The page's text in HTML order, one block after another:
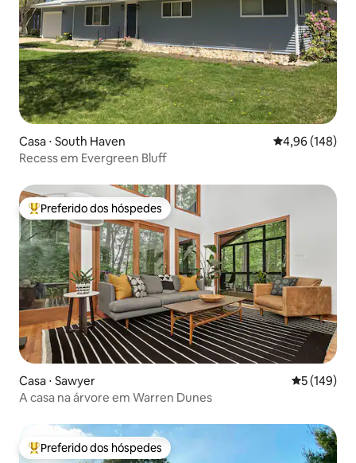
Casa ⋅ South Haven 4,96 de uma
4,96 (148)
Recess em Evergreen Bluff
Entre os melhores preferidos dos hóspedes
Preferido dos hóspedes
Casa ⋅ Sawyer 5 de uma
5 (149)
A casa na árvore em Warren Dunes
Entre os melhores preferidos dos hóspedes
Preferido dos hóspedes